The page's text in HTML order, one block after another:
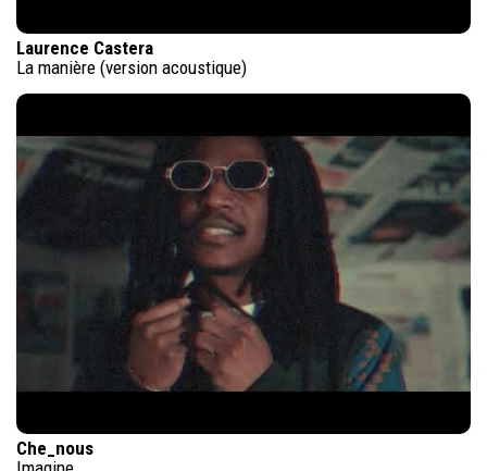
Laurence Castera
La manière (version acoustique)
Che_nous